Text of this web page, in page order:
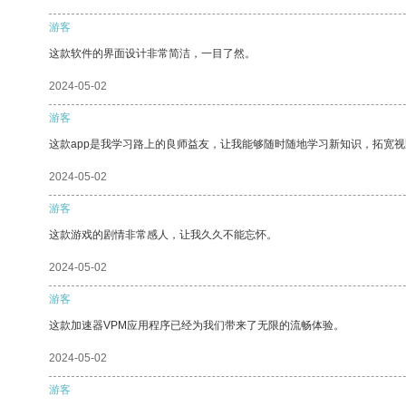
游客
这款软件的界面设计非常简洁，一目了然。
2024-05-02
游客
这款app是我学习路上的良师益友，让我能够随时随地学习新知识，拓宽
2024-05-02
游客
这款游戏的剧情非常感人，让我久久不能忘怀。
2024-05-02
游客
这款加速器VPM应用程序已经为我们带来了无限的流畅体验。
2024-05-02
游客